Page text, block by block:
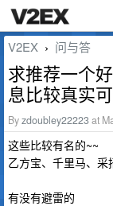
V2EX › 问与答
求推荐一个
息比较真实
Byzdoubley22223at
这些比较有名的~~
乙方宝、千里马、
有没有避雷的